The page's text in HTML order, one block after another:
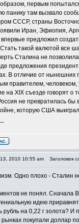
первым
панику там вызвало
СССР, страны
Иран, Эфиопия,
предложил
такой валютой все
Сталина не
предложения
В отличие от
правителем,
на XIX съезде говорят
не превратилась
которую США выиграли
2010 10:55 am Заголовок
Одно плохо - Сталин
не понял. Сначала
идею
на 0,22 г золота?
покупали доллар